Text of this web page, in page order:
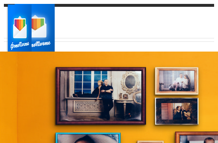
Ваш регион доставки
Выберите из списка: